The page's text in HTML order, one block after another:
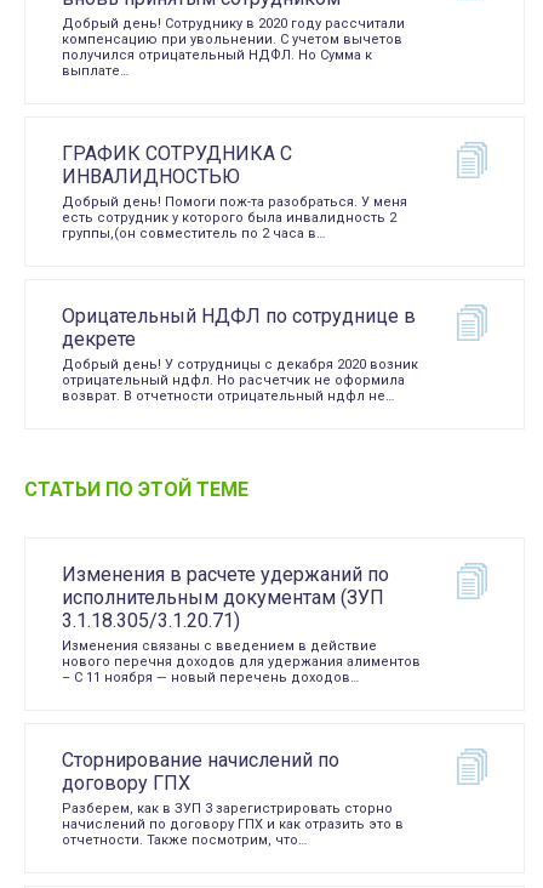
Добрый день! Сотруднику в 2020 году рассчитали
компенсацию при увольнении. С учетом вычетов
получился отрицательный НДФЛ. Но Сумма к
выплате…
ГРАФИК СОТРУДНИКА С
ИНВАЛИДНОСТЬЮ
Добрый день! Помоги пож-та разобраться. У меня
есть сотрудник у которого была инвалидность 2
группы,(он совместитель по 2 часа в…
Орицательный НДФЛ по сотруднице в
декрете
Добрый день! У сотрудницы с декабря 2020 возник
отрицательный ндфл. Но расчетчик не оформила
возврат. В отчетности отрицательный ндфл не…
СТАТЬИ ПО ЭТОЙ ТЕМЕ
Изменения в расчете удержаний по
исполнительным документам (ЗУП
3.1.18.305/3.1.20.71)
Изменения связаны с введением в действие
нового перечня доходов для удержания алиментов
– С 11 ноября — новый перечень доходов…
Сторнирование начислений по
договору ГПХ
Разберем, как в ЗУП 3 зарегистрировать сторно
начислений по договору ГПХ и как отразить это в
отчетности. Также посмотрим, что…